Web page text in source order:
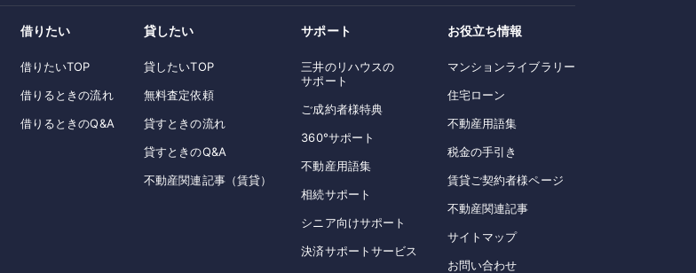
借りたい
借りたいTOP
借りるときの流れ
借りるときのQ&A
貸したい
貸したいTOP
無料査定依頼
貸すときの流れ
貸すときのQ&A
不動産関連記事（賃貸）
サポート
三井のリハウスの
サポート
ご成約者様特典
360°サポート
不動産用語集
相続サポート
シニア向けサポート
決済サポートサービス
お役立ち情報
マンションライブラリー
住宅ローン
不動産用語集
税金の手引き
賃貸ご契約者様ページ
不動産関連記事
サイトマップ
お問い合わせ